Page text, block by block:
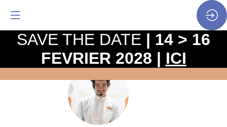
ML
La
SAVE THE DATE | 14 > 16
FEVRIER 2028 | ICI